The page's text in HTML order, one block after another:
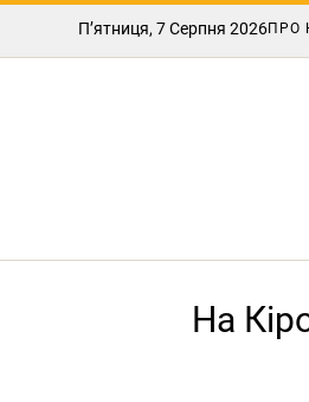
П’ятниця, 7 Серпня 2026ПРО
На